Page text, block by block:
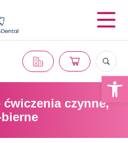
czynne,